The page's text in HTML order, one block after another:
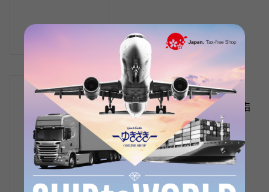
有存貨 新品 女士們
鉑金900蛋白石鑽石藍寶石戒指
戒指尺寸：12
產品編號： J408547
零售價：
7,500,000日元（含稅）
¥7,500,000（含稅）